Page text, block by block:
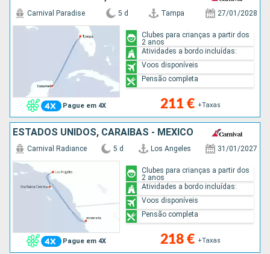
Pague em 4X
Carnival Paradise 5 d Tampa 27/01/2028
211 € +Taxas
Clubes para crianças a partir dos
2 anos
Atividades a bordo incluídas:
Voos disponíveis
Pensão completa
ESTADOS UNIDOS, CARAIBAS - MEXICO
Pague em 4X
Carnival Radiance 5 d Los Angeles 31/01/2027
218 € +Taxas
Clubes para crianças a partir dos
2 anos
Atividades a bordo incluídas:
Voos disponíveis
Pensão completa